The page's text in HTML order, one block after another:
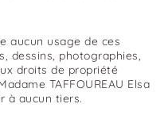
aucun usage de ces
dessins, photographies,
droits de propriété
TAFFOUREAU Elsa
à aucun tiers.